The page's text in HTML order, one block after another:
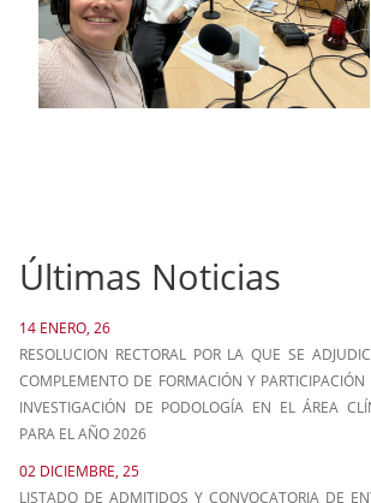
Últimas Noticias
14 ENERO, 26
RESOLUCION RECTORAL POR LA QUE SE
COMPLEMENTO DE FORMACIÓN Y PARTICIPACIÓN
INVESTIGACIÓN DE PODOLOGÍA EN EL ÁREA
PARA EL AÑO 2026
02 DICIEMBRE, 25
LISTADO DE ADMITIDOS Y CONVOCATORIA DE